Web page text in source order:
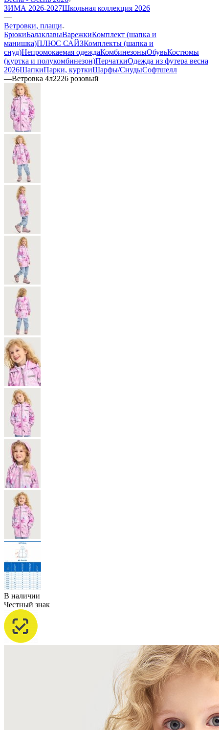
ЗИМА 2026-2027Школьная коллекция 2026
—
Ветровки, плащи
БрюкиБалаклавыВарежкиКомплект (шапка и
манишка)ПЛЮС САЙЗКомплекты (шапка и
снуд)Непромокаемая одеждаКомбинезоныОбувьКостюмы
(куртка и полукомбинезон)ПерчаткиОдежда из футера весна
2026ШапкиПарки, курткиШарфы/СнудыСофтшелл
—Ветровка 4л2226 розовый
В наличии
Честный знак